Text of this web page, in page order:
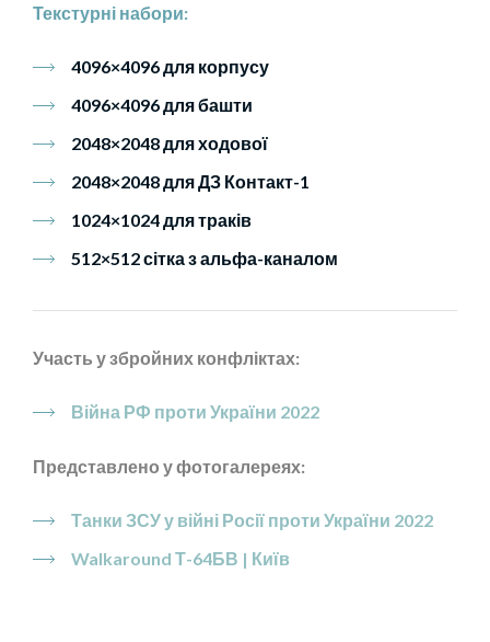
Текстурні набори:
4096×4096 для корпусу
4096×4096 для башти
2048×2048 для ходової
2048×2048 для ДЗ Контакт-1
1024×1024 для траків
512×512 сітка з альфа-каналом
Участь у збройних конфліктах:
Війна РФ проти України 2022
Представлено у фотогалереях:
Танки ЗСУ у війні Росії проти України 2022
Walkaround Т-64БВ | Київ